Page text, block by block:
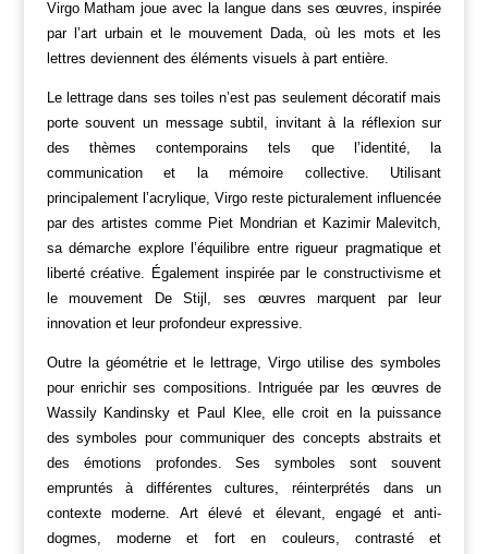
Virgo Matham joue avec la langue dans ses œuvres, inspirée
par l’art urbain et le mouvement Dada, où les mots et les
lettres deviennent des éléments visuels à part entière.
Le lettrage dans ses toiles n’est pas seulement décoratif mais
porte souvent un message subtil, invitant à la réflexion sur
des thèmes contemporains tels que l’identité, la
communication et la mémoire collective. Utilisant
principalement l’acrylique, Virgo reste picturalement influencée
par des artistes comme Piet Mondrian et Kazimir Malevitch,
sa démarche explore l’équilibre entre rigueur pragmatique et
liberté créative. Également inspirée par le constructivisme et
le mouvement De Stijl, ses œuvres marquent par leur
innovation et leur profondeur expressive.
Outre la géométrie et le lettrage, Virgo utilise des symboles
pour enrichir ses compositions. Intriguée par les œuvres de
Wassily Kandinsky et Paul Klee, elle croit en la puissance
des symboles pour communiquer des concepts abstraits et
des émotions profondes. Ses symboles sont souvent
empruntés à différentes cultures, réinterprétés dans un
contexte moderne. Art élevé et élevant, engagé et anti-
dogmes, moderne et fort en couleurs, contrasté et